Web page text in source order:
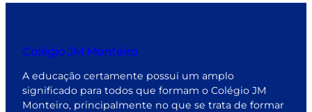
Colégio JM Monteiro
A educação certamente possui um amplo
significado para todos que formam o Colégio JM
Monteiro, principalmente no que se trata de formar